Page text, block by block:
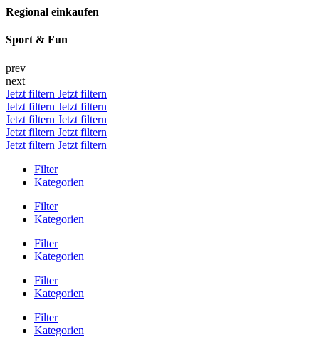
Regional einkaufen
Sport & Fun
prev
next
Jetzt filtern Jetzt filtern
Jetzt filtern Jetzt filtern
Jetzt filtern Jetzt filtern
Jetzt filtern Jetzt filtern
Jetzt filtern Jetzt filtern
Filter
Kategorien
Filter
Kategorien
Filter
Kategorien
Filter
Kategorien
Filter
Kategorien